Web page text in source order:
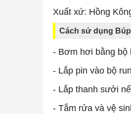
Xuất xứ: Hồng
Cách sử dụng
- Bơm hơi bằng bộ
- Lắp pin vào bộ
- Lắp thanh sưởi
- Tắm rửa và vệ